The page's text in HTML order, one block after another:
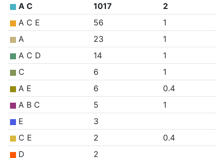
A C
1017
2
A C E
56
1
A
23
1
A C D
14
1
C
6
1
A E
6
0.4
A B C
5
1
E
3
C E
2
0.4
D
2